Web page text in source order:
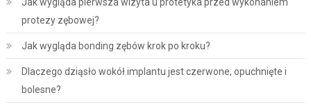
protezy zębowej?
Jak wygląda bonding zębów krok po kroku?
Dlaczego dziąsło wokół implantu jest czerwone, opuchnięte i
bolesne?